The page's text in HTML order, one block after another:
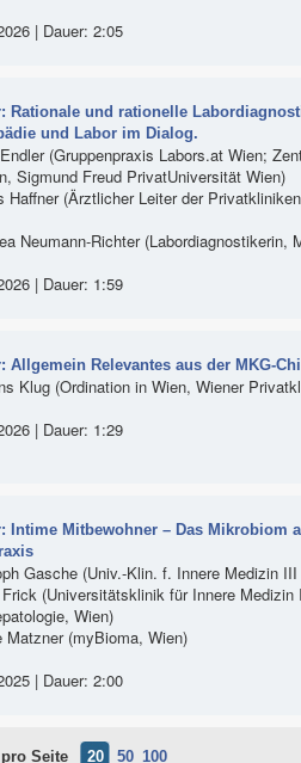
| Dauer: 2:05
Rationale und rationelle
und Labor im Dialog.
(Gruppenpraxis Labors.at Wien;
Sigmund Freud PrivatUniversität Wien)
Haffner (Ärztlicher Leiter der
Neumann-Richter (Labordiagnostikerin,
| Dauer: 1:59
Allgemein Relevantes aus der MKG-
Klug (Ordination in Wien, Wiener
| Dauer: 1:29
Intime Mitbewohner – Das Mikrobiom
Gasche (Univ.-Klin. f. Innere Medizin
(Universitätsklinik für Innere
Wien)
Matzner (myBioma, Wien)
| Dauer: 2:00
Seite 20 50 100